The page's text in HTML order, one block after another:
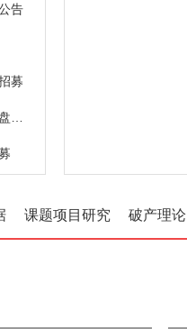
告
募
破产理论
课题项目研究